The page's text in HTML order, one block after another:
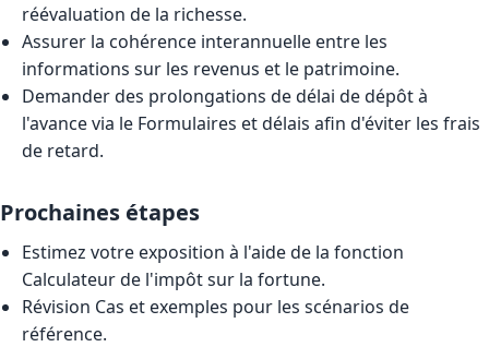
réévaluation de la richesse.
Assurer la cohérence interannuelle entre les
informations sur les revenus et le patrimoine.
Demander des prolongations de délai de dépôt à
l'avance via le Formulaires et délais afin d'éviter les frais
de retard.
Prochaines étapes
Estimez votre exposition à l'aide de la fonction
Calculateur de l'impôt sur la fortune.
Révision Cas et exemples pour les scénarios de
référence.